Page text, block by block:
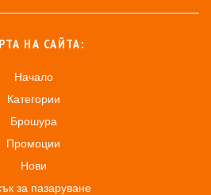
НА САЙТА:
Начало
Категории
Брошура
Промоции
Нови
за пазаруване